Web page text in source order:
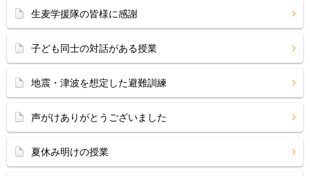
生麦学援隊の皆様に感謝
子ども同士の対話がある授業
地震・津波を想定した避難訓練
声がけありがとうございました
夏休み明けの授業